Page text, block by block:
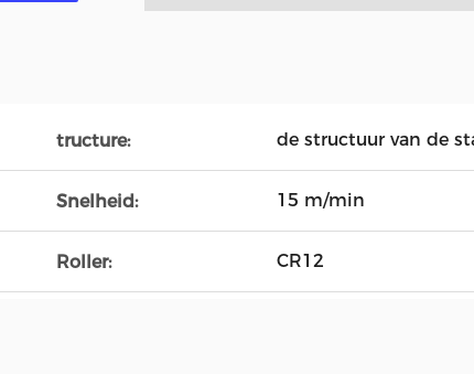
tructure: de structuur van de
Snelheid: 15 m/min
Roller: CR12